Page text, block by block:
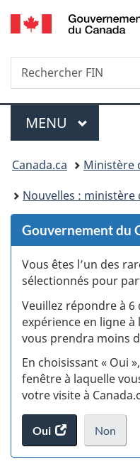
Recherche
Rechercher
FIN
Menu
MENU PRINCIPAL
Vous
êtes
ici :
Canada.ca
Ministère
Nouvelles : ministère
Gouvernement du
Vous êtes l’un des
sélectionnés pour
Veuillez répondre à
expérience en ligne à
vous prendra moins
En choisissant « Oui
fenêtre à laquelle
votre visite à
Oui
accéder
au
Non
je
.